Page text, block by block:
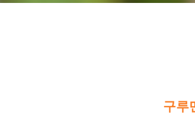
구루